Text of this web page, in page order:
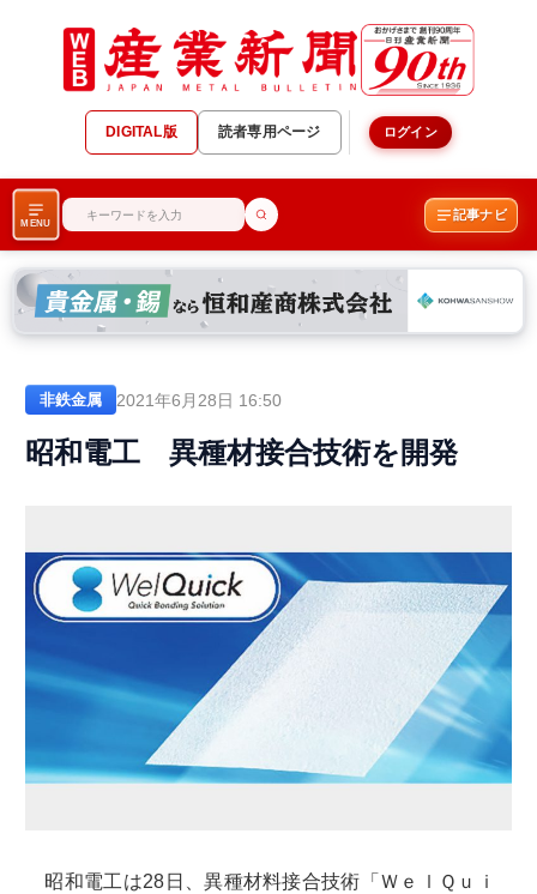
DIGITAL版 読者専用ページ ログイン
MENU
記事ナビ
非鉄金属 2021年6月28日 16:50
昭和電工 異種材接合技術を開発
昭和電工は28日、異種材料接合技術「ＷｅｌＱｕｉ